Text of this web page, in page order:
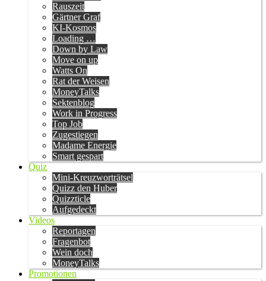
Rauszeit
Gärtner Graf
KI-Kosmos
Loading …
Down by Law
Move on up
Watts On
Rat der Weisen
MoneyTalks
Sektenblog
Work in Progress
Top Job
Zugestiegen
Madame Energie
Smart gespart
Quiz
Mini-Kreuzworträtsel
Quizz den Huber
Quizzticle
Aufgedeckt
Videos
Reportagen
Fragenbot
Wein doch
MoneyTalks
Promotionen